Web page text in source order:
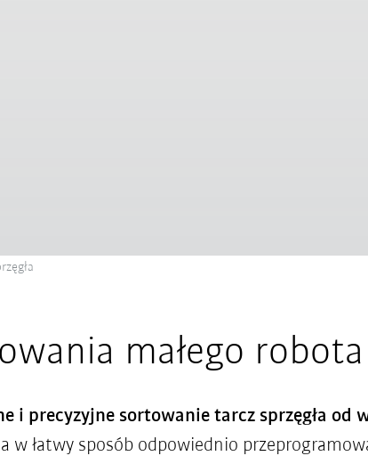
małego
i precyzyjne sortowanie tarcz sprzęgła od
w łatwy sposób odpowiednio